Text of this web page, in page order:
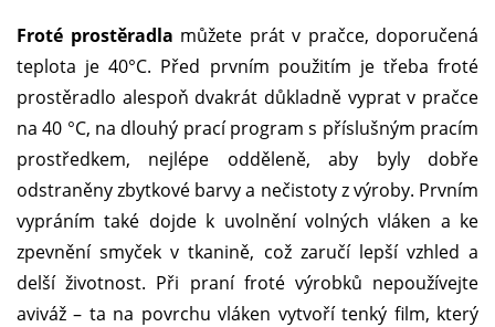
Froté prostěradla můžete prát v pračce, doporučená
teplota je 40°C. Před prvním použitím je třeba froté
prostěradlo alespoň dvakrát důkladně vyprat v pračce
na 40 °C, na dlouhý prací program s příslušným pracím
prostředkem, nejlépe odděleně, aby byly dobře
odstraněny zbytkové barvy a nečistoty z výroby. Prvním
vypráním také dojde k uvolnění volných vláken a ke
zpevnění smyček v tkanině, což zaručí lepší vzhled a
delší životnost. Při praní froté výrobků nepoužívejte
aviváž – ta na povrchu vláken vytvoří tenký film, který